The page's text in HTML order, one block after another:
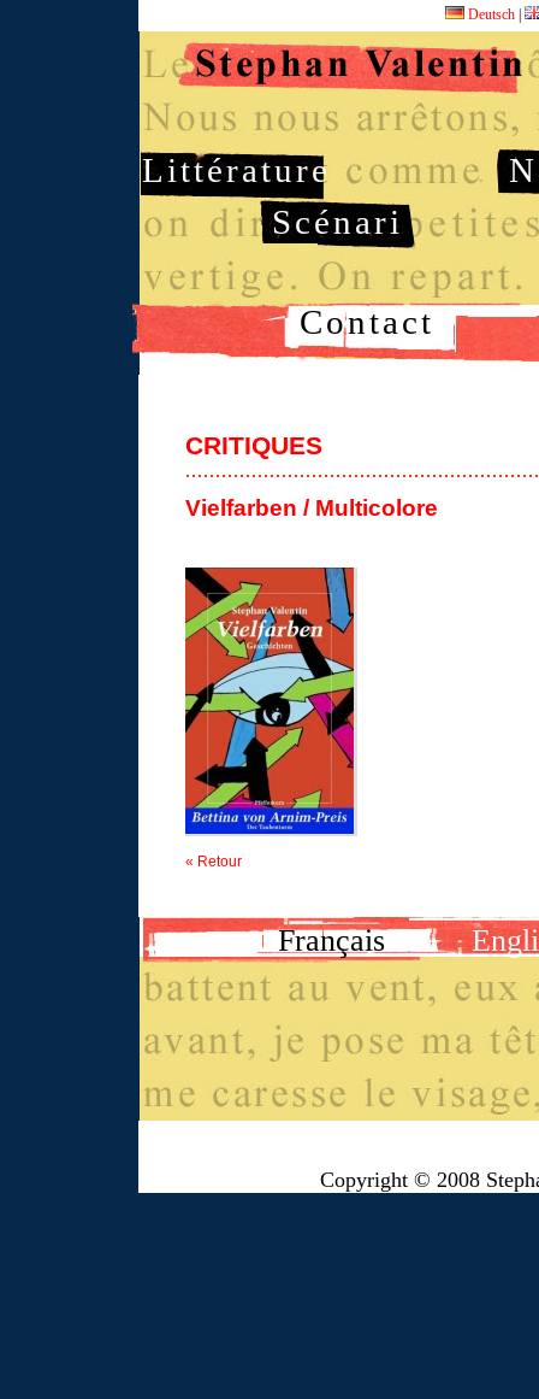
Deutsch
Littérature
Scénari
Contact
CRITIQUES
Vielfarben / Multicolore
« Retour
Français
Copyright © 2008